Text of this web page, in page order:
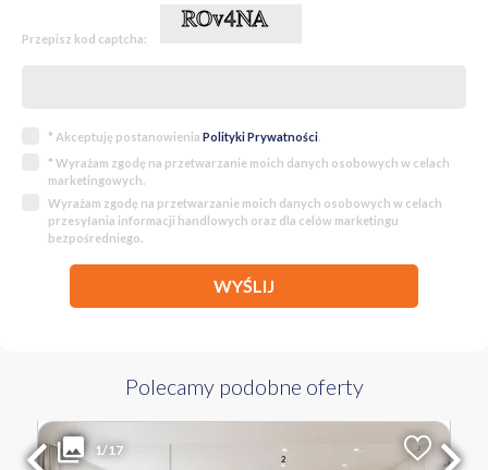
Przepisz kod captcha:
* Akceptuję postanowienia Polityki Prywatności.
* Wyrażam zgodę na przetwarzanie moich danych osobowych w celach
marketingowych.
Wyrażam zgodę na przetwarzanie moich danych osobowych w celach
przesyłania informacji handlowych oraz dla celów marketingu
bezpośredniego.
WYŚLIJ
Polecamy podobne oferty
1/17Liczba pokoi Powierzchnia
51.54 m2
Cena za m2
13 000 PLN